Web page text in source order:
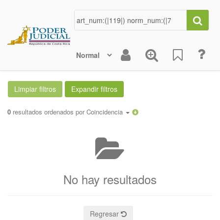
0 resultados ordenados por Coincidencia
No hay resultados
Regresar